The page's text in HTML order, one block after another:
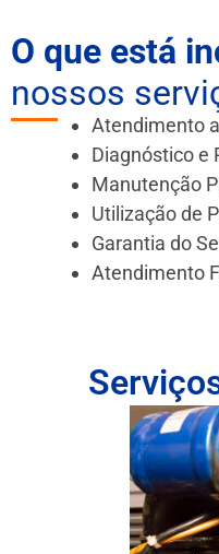
O que está
nossos
Atendimento
Diagnóstico e
Manutenção
Utilização de
Garantia do
Atendimento